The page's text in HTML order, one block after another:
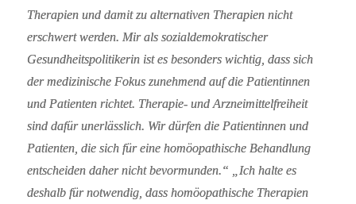
Therapien und damit zu alternativen Therapien nicht
erschwert werden. Mir als sozialdemokratischer
Gesundheitspolitikerin ist es besonders wichtig, dass sich
der medizinische Fokus zunehmend auf die Patientinnen
und Patienten richtet. Therapie- und Arzneimittelfreiheit
sind dafür unerlässlich. Wir dürfen die Patientinnen und
Patienten, die sich für eine homöopathische Behandlung
entscheiden daher nicht bevormunden.“ „Ich halte es
deshalb für notwendig, dass homöopathische Therapien